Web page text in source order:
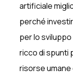
artificiale
perché
per lo
ricco di spunti
risorse umane